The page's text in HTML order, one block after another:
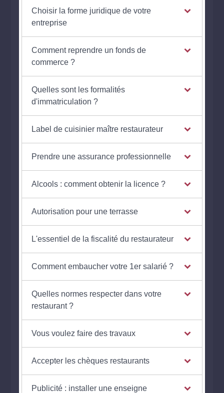
Choisir la forme juridique de votre
entreprise
Comment reprendre un fonds de
commerce ?
Quelles sont les formalités
d'immatriculation ?
Label de cuisinier maître restaurateur
Prendre une assurance professionnelle
Alcools : comment obtenir la licence ?
Autorisation pour une terrasse
L'essentiel de la fiscalité du restaurateur
Comment embaucher votre 1er salarié ?
Quelles normes respecter dans votre
restaurant ?
Vous voulez faire des travaux
Accepter les chèques restaurants
Publicité : installer une enseigne